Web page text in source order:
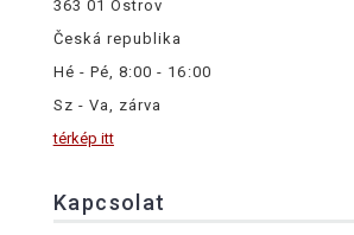
363 01 Ostrov
Česká republika
Hé - Pé, 8:00 - 16:00
Sz - Va, zárva
térkép itt
Kapcsolat